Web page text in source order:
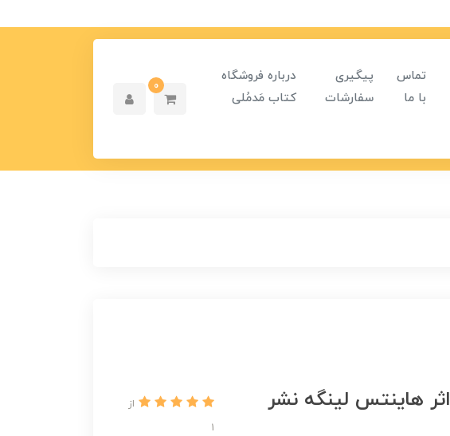
تماس
با ما
پیگیری
سفارشات
درباره فروشگاه
کتاب مَدمُلی
0
هاینتس لینگه نشر
از
1